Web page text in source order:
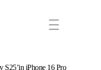
S25’in iPhone 16 Pro